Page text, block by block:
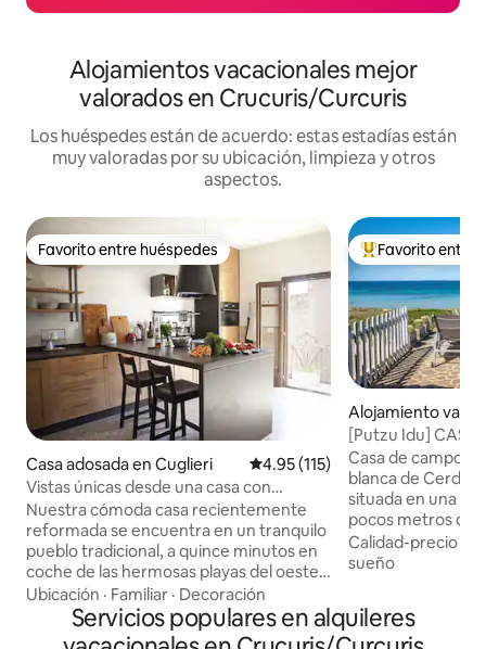
Alojamientos vacacionales mejor
valorados en Crucuris/Curcuris
Los huéspedes están de acuerdo: estas estadías están
muy valoradas por su ubicación, limpieza y otros
aspectos.
Favorito entre huéspedes
Favorito entre huéspedes
Casa adosada en Cuglieri Calificación promedio: 4.95 de
4.95 (115)
Vistas únicas desde una casa con
encanto
Nuestra cómoda casa recientemente
reformada se encuentra en un tranquilo
pueblo tradicional, a quince minutos en
coche de las hermosas playas del oeste
de Cerdeña. Todas las habitaciones y los
espacios exteriores tienen vistas únicas
al pueblo, la naturaleza o el mar. Disfruta
Ubicación · Familiar · Decoración
Favorito entre
Favorito entre
Alojamiento
tzu Idu
[Putzu Idu] CASA
mar exclusivo
Casa de campo
blanca de
situada en una
pocos metros del
terraza con vistas
directo a la playa
habitaciones
acondicionado, 2
Calidad-precio
sueño
Servicios populares en alquileres